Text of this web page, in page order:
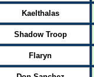
Kaelthalas
Shadow Troop
Flaryn